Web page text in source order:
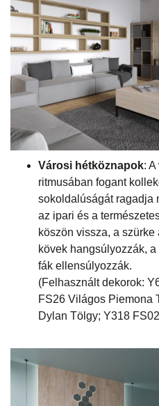
Városi hétköznapok:
ritmusában fogant
sokoldalúságát ragadja
az ipari és a
köszön vissza, a
kövek hangsúlyozzák,
fák ellensúlyozzák.
(Felhasznált dekorok:
FS26 Világos Piemona
Dylan Tölgy; Y318